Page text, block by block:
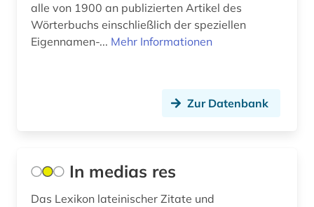
alle von 1900 an publizierten Artikel des
Wörterbuchs einschließlich der speziellen
Eigennamen-... Mehr Informationen
Zur Datenbank
In medias res
Das Lexikon lateinischer Zitate und